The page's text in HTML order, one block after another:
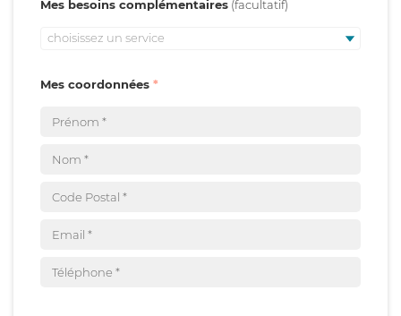
Mes besoins complémentaires
choisissez un service
Mes coordonnées